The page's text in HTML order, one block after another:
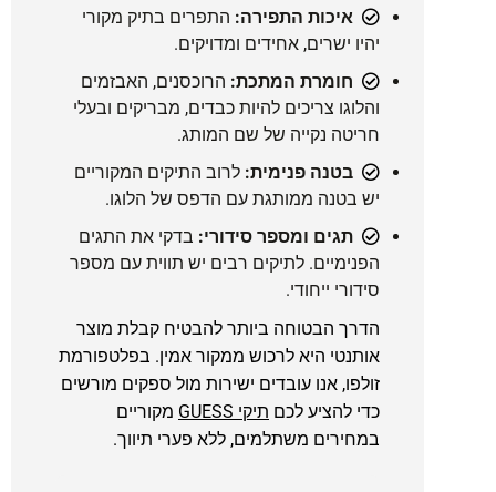
איכות התפירה: התפרים בתיק מקורי
יהיו ישרים, אחידים ומדויקים.
חומרת המתכת: הרוכסנים, האבזמים
והלוגו צריכים להיות כבדים, מבריקים ובעלי
חריטה נקייה של שם המותג.
בטנה פנימית: לרוב התיקים המקוריים
יש בטנה ממותגת עם הדפס של הלוגו.
תגים ומספר סידורי: בדקי את התגים
הפנימיים. לתיקים רבים יש תווית עם מספר
סידורי ייחודי.
הדרך הבטוחה ביותר להבטיח קבלת מוצר
אותנטי היא לרכוש ממקור אמין. בפלטפורמת
זולפו, אנו עובדים ישירות מול ספקים מורשים
כדי להציע לכם תיקי GUESS
מקוריים
במחירים משתלמים, ללא פערי תיווך.